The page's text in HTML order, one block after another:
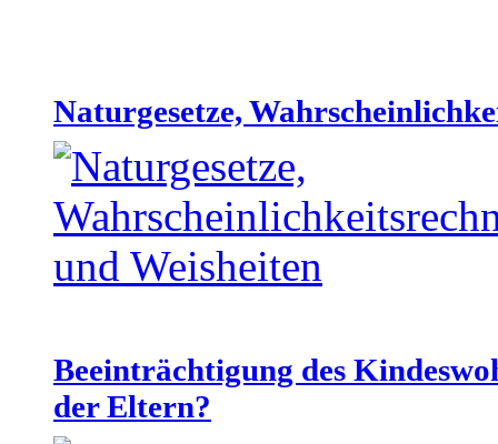
Naturgesetze,
Beeinträchtigung des
der Eltern?